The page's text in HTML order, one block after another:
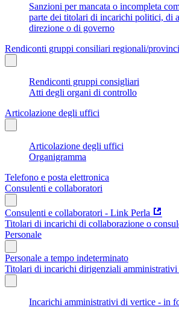
Sanzioni per mancata o incompleta
parte dei titolari di incarichi politici, di
direzione o di governo
Rendiconti gruppi consiliari regionali/
Rendiconti gruppi consigliari
Atti degli organi di controllo
Articolazione degli uffici
Articolazione degli uffici
Organigramma
Telefono e posta elettronica
Consulenti e collaboratori
Consulenti e collaboratori - Link Perla
Titolari di incarichi di collaborazione o
Personale
Personale a tempo indeterminato
Titolari di incarichi dirigenziali
Incarichi amministrativi di vertice - in